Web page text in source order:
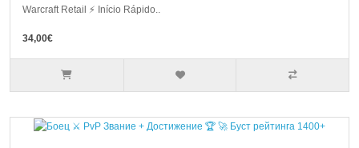
Warcraft Retail ⚡ Início Rápido..
34,00€